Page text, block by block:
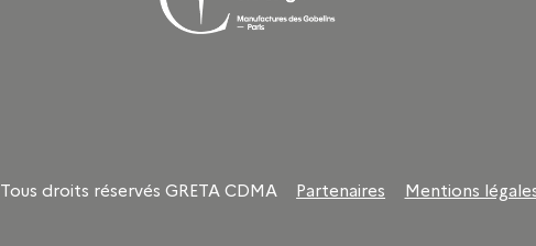
Tous droits réservés GRETA CDMA Partenaires Mentions